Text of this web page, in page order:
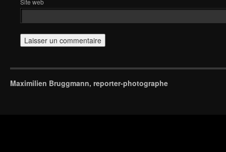
Site web
Maximilien Bruggmann, reporter-photographe